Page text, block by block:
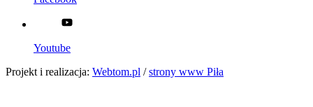
Youtube
Projekt i realizacja: Webtom.pl / strony www Piła